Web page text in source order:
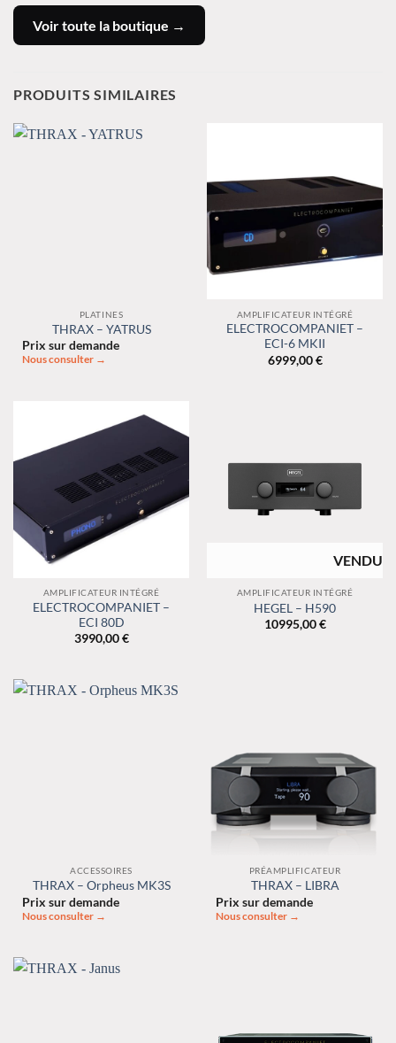
Voir toute la boutique →
PRODUITS SIMILAIRES
PLATINES
THRAX – YATRUS
Prix sur demande
Nous consulter →
AMPLIFICATEUR INTÉGRÉ
ELECTROCOMPANIET –
ECI-6 MKII
6999,00€
AMPLIFICATEUR INTÉGRÉ
ELECTROCOMPANIET –
ECI 80D
3990,00€
AMPLIFICATEUR INTÉGRÉ
HEGEL – H590
10995,00€
ACCESSOIRES
THRAX – Orpheus MK3S
Prix sur demande
Nous consulter →
PRÉAMPLIFICATEUR
THRAX – LIBRA
Prix sur demande
Nous consulter →